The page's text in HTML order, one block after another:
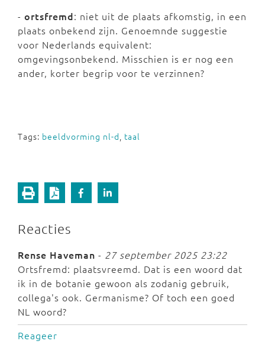
- ortsfremd: niet uit de plaats afkomstig, in een
plaats onbekend zijn. Genoemnde suggestie
voor Nederlands equivalent:
omgevingsonbekend. Misschien is er nog een
ander, korter begrip voor te verzinnen?
Tags: beeldvorming nl-d, taal
Reacties
Rense Haveman - 27 september 2025 23:22
Ortsfremd: plaatsvreemd. Dat is een woord dat
ik in de botanie gewoon als zodanig gebruik,
collega's ook. Germanisme? Of toch een goed
NL woord?
Reageer